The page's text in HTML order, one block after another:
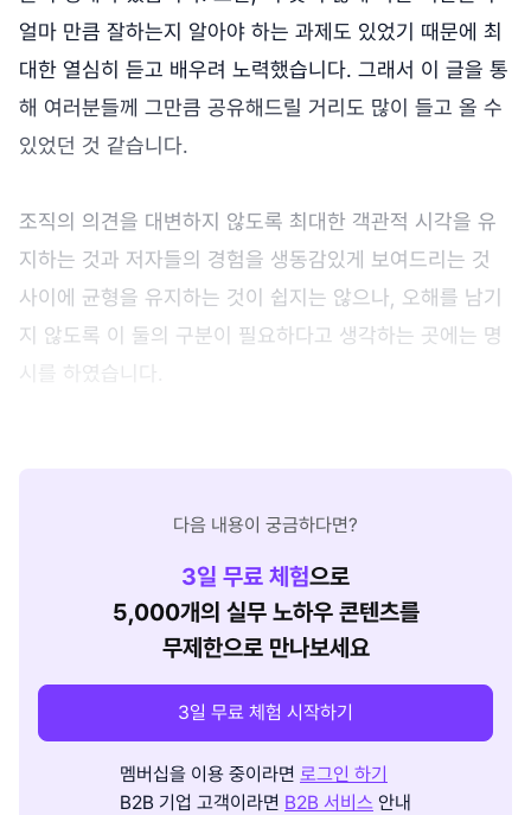
얼마 만큼 잘하는지 알아야 하는 과제도 있었기 때문에 최
대한 열심히 듣고 배우려 노력했습니다. 그래서 이 글을 통
해 여러분들께 그만큼 공유해드릴 거리도 많이 들고 올 수
있었던 것 같습니다.
조직의 의견을 대변하지 않도록 최대한 객관적 시각을 유
지하는 것과 저자들의 경험을 생동감있게 보여드리는 것
사이에 균형을 유지하는 것이 쉽지는 않으나, 오해를 남기
지 않도록 이 둘의 구분이 필요하다고 생각하는 곳에는 명
시를 하였습니다.
다음 내용이 궁금하다면?
3일 무료 체험으로
5,000개의 실무 노하우 콘텐츠를
무제한으로 만나보세요
3일 무료 체험 시작하기
멤버십을 이용 중이라면 로그인 하기
B2B 기업 고객이라면 B2B 서비스 안내